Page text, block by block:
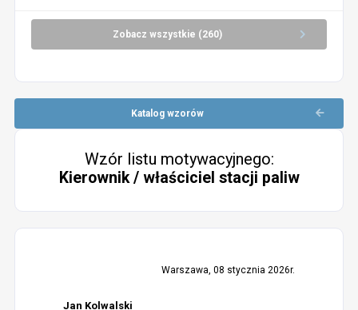
Zobacz wszystkie (260)
Katalog wzorów
Wzór listu motywacyjnego:
Kierownik / właściciel stacji paliw
Warszawa, 08 stycznia 2026r.
Jan Kolwalski